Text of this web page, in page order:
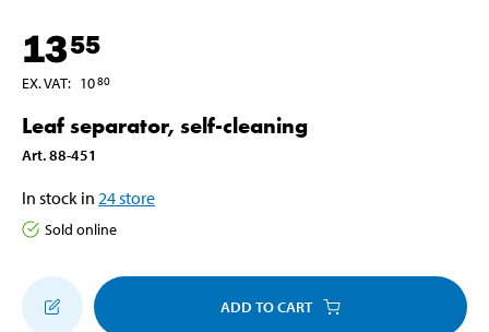
1355
EX. VAT: 1080
Leaf separator, self-cleaning
Art.88-451
In stock in 24store
Sold online
ADD TO CART